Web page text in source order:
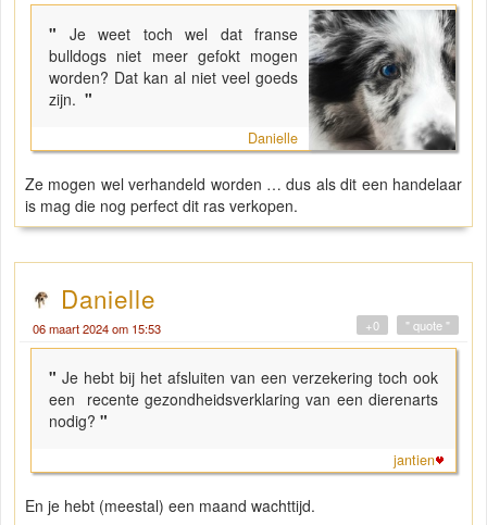
" Je weet toch wel dat franse
bulldogs niet meer gefokt mogen
worden? Dat kan al niet veel goeds
zijn. "
Danielle
Ze mogen wel verhandeld worden … dus als dit een handelaar
is mag die nog perfect dit ras verkopen.
Danielle
06 maart 2024 om 15:53 " quote "
+0
" Je hebt bij het afsluiten van een verzekering toch ook
een recente gezondheidsverklaring van een dierenarts
nodig? "
jantien
En je hebt (meestal) een maand wachttijd.